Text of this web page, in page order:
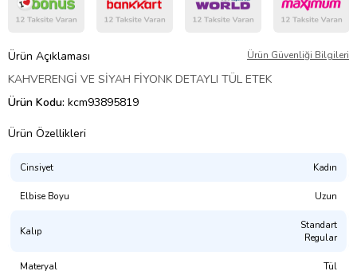
Ürün Açıklaması Ürün Güvenliği Bilgileri
KAHVERENGİ VE SİYAH FİYONK DETAYLI TÜL ETEK
Ürün Kodu: kcm93895819
Ürün Özellikleri
Cinsiyet Kadın
Elbise Boyu Uzun
Kalıp
Standart
Regular
Materyal Tül